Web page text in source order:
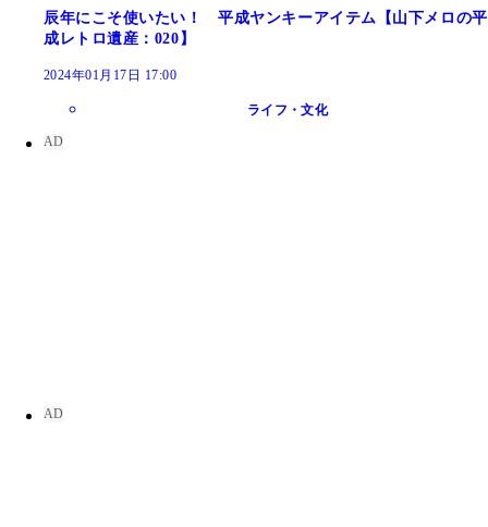
辰年にこそ使いたい！ 平成ヤンキーアイテム【山下メロの平
成レトロ遺産：020】
2024年01月17日 17:00
ライフ・文化